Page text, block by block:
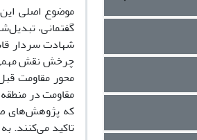
موضوع اصلی
گفتمانی،
شهادت سردار
چرخش نقش
محور مقاومت
مقاومت در
که پژوهش‌های
تاکید می‌کنند.